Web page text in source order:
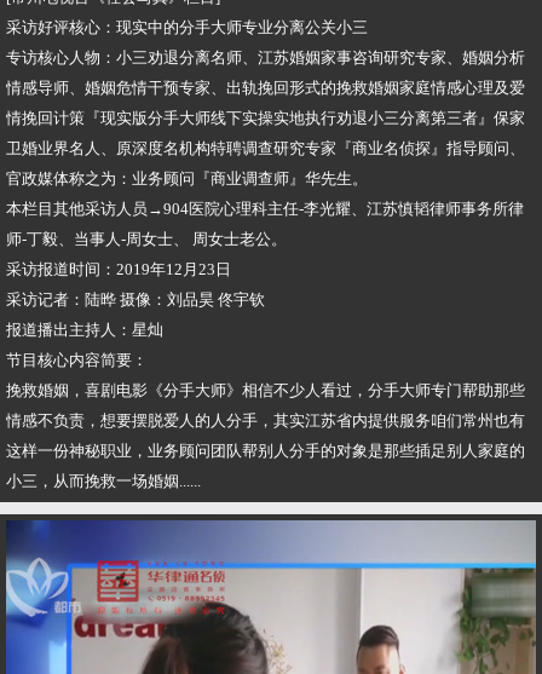
采访好评核心：现实中的分手大师专业分离公关小三
专访核心人物：小三劝退分离名师、江苏婚姻家事咨询研究专家、婚姻分析
情感导师、婚姻危情干预专家、出轨挽回形式的挽救婚姻家庭情感心理及爱
情挽回计策『现实版分手大师线下实操实地执行劝退小三分离第三者』保家
卫婚业界名人、原深度名机构特聘调查研究专家『商业名侦探』指导顾问、
官政媒体称之为：业务顾问『商业调查师』华先生。
本栏目其他采访人员→904医院心理科主任-李光耀、江苏慎韬律师事务所律
师-丁毅、当事人-周女士、 周女士老公。
采访报道时间：2019年12月23日
采访记者：陆晔 摄像：刘品昊 佟宇钦
报道播出主持人：星灿
节目核心内容简要：
挽救婚姻，喜剧电影《分手大师》相信不少人看过，分手大师专门帮助那些
情感不负责，想要摆脱爱人的人分手，其实江苏省内提供服务咱们常州也有
这样一份神秘职业，业务顾问团队帮别人分手的对象是那些插足别人家庭的
小三，从而挽救一场婚姻......